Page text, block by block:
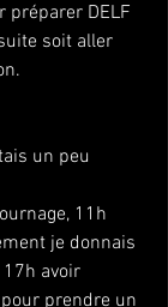
préparer DELF
soit aller
un peu
11h
je donnais
avoir
prendre un